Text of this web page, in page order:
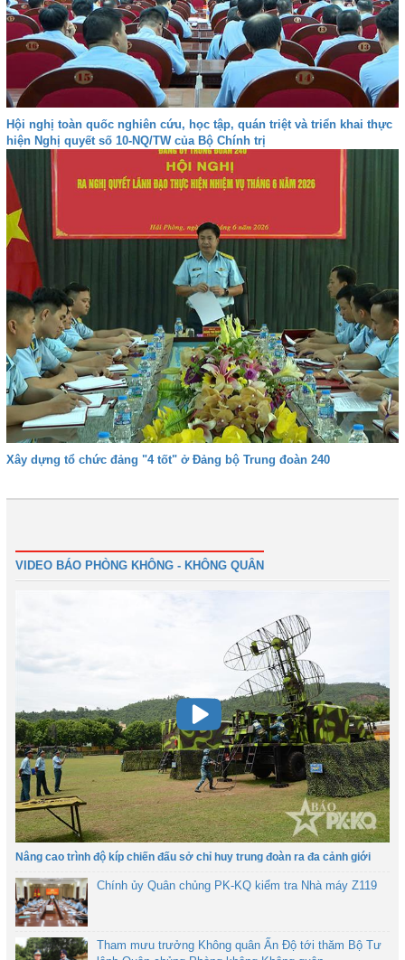
Hội nghị toàn quốc nghiên cứu, học tập, quán triệt và triển khai thực
hiện Nghị quyết số 10-NQ/TW của Bộ Chính trị
Xây dựng tổ chức đảng "4 tốt" ở Đảng bộ Trung đoàn 240
VIDEO BÁO PHÒNG KHÔNG - KHÔNG QUÂN
Nâng cao trình độ kíp chiến đấu sở chỉ huy trung đoàn ra đa cảnh giới
Chính ủy Quân chủng PK-KQ kiểm tra Nhà máy Z119
Tham mưu trưởng Không quân Ấn Độ tới thăm Bộ Tư